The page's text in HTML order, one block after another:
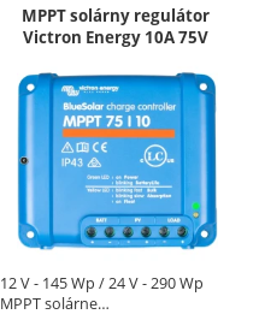
MPPT solárny regulátor
Victron Energy 10A 75V
12 V - 145 Wp / 24 V - 290 Wp
MPPT solárne…